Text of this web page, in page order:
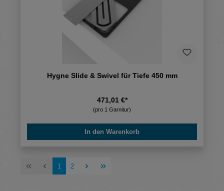
Hygne Slide & Swivel für Tiefe 450 mm
471,01 €*
(pro 1 Garnitur)
In den Warenkorb
Seite
1 Seite
2